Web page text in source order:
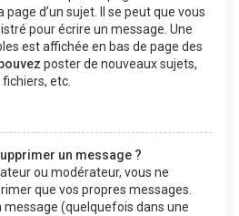
page d’un sujet. Il se peut que vous
pour écrire un message. Une
est affichée en bas de page des
poster de nouveaux sujets,
etc.
un message ?
ou modérateur, vous ne
que vos propres messages.
(quelquefois dans une